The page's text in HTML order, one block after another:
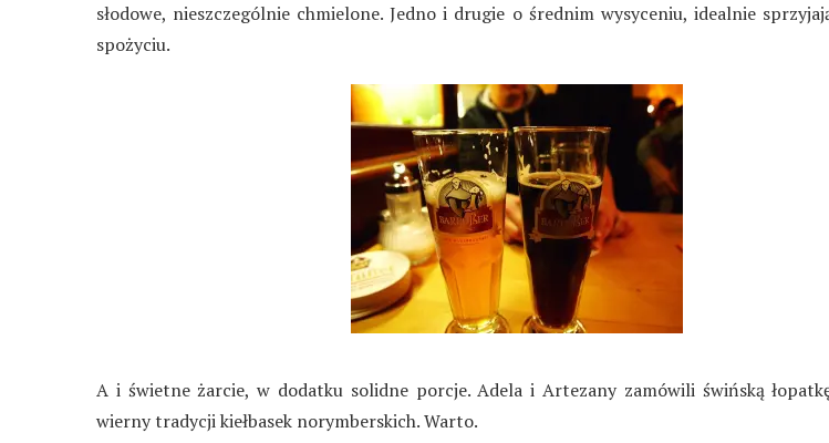
słodowe, nieszczególnie chmielone. Jedno i drugie o średnim wysyceniu, idealnie
spożyciu.
A i świetne żarcie, w dodatku solidne porcje. Adela i Artezany zamówili świńską
wierny tradycji kiełbasek norymberskich. Warto.